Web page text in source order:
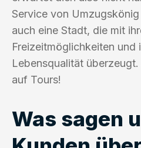
Service von
auch eine Stadt, die mit
Freizeitmöglichkeiten und
Lebensqualität
auf Tours!
Was sagen